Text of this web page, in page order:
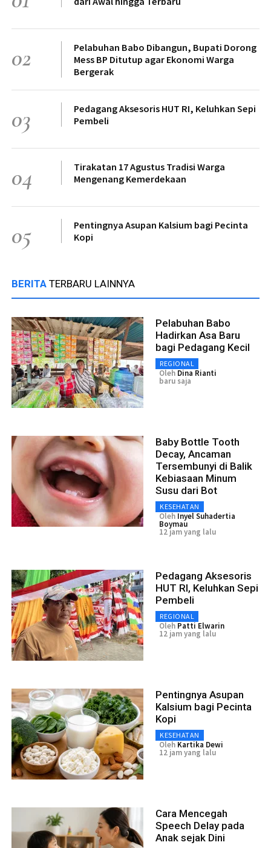
02
Pelabuhan Babo Dibangun, Bupati Dorong
Mess BP Ditutup agar Ekonomi Warga
Bergerak
03
Pedagang Aksesoris HUT RI, Keluhkan Sepi
Pembeli
04
Tirakatan 17 Agustus Tradisi Warga
Mengenang Kemerdekaan
05
Pentingnya Asupan Kalsium bagi Pecinta
Kopi
BERITA TERBARU LAINNYA
Pelabuhan Babo
Hadirkan Asa Baru
bagi Pedagang Kecil
REGIONAL
Oleh Dina Rianti
baru saja
Baby Bottle Tooth
Decay, Ancaman
Tersembunyi di Balik
Kebiasaan Minum
Susu dari Bot
KESEHATAN
Oleh Inyel Suhadertia
Boymau
12 jam yang lalu
Pedagang Aksesoris
HUT RI, Keluhkan Sepi
Pembeli
REGIONAL
Oleh Patti Elwarin
12 jam yang lalu
Pentingnya Asupan
Kalsium bagi Pecinta
Kopi
KESEHATAN
Oleh Kartika Dewi
12 jam yang lalu
Cara Mencegah
Speech Delay pada
Anak sejak Dini